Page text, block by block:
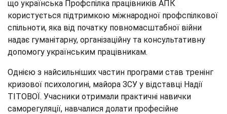
що українська Профспілка працівників АПК
користується підтримкою міжнародної профспілкової
спільноти, яка від початку повномасштабної війни
надає гуманітарну, організаційну та консультативну
допомогу українським працівникам.
Однією з найсильніших частин програми став тренінг
кризової психологині, майора ЗСУ у відставці Надії
ТІТОВОЇ. Учасники отримали практичні навички
саморегуляції, навчалися долати професійне